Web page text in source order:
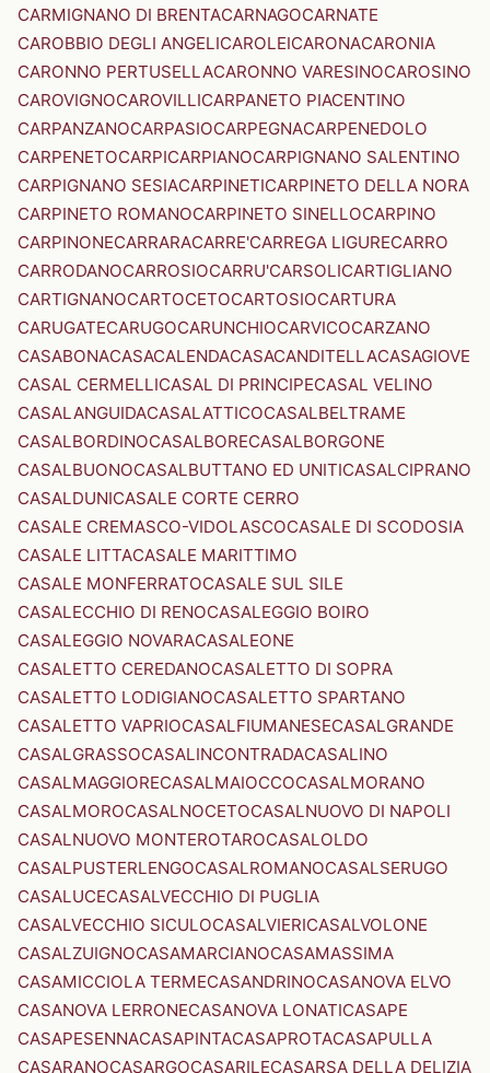
CARMIGNANO DI BRENTACARNAGOCARNATE
CAROBBIO DEGLI ANGELICAROLEICARONACARONIA
CARONNO PERTUSELLACARONNO VARESINOCAROSINO
CAROVIGNOCAROVILLICARPANETO PIACENTINO
CARPANZANOCARPASIOCARPEGNACARPENEDOLO
CARPENETOCARPICARPIANOCARPIGNANO SALENTINO
CARPIGNANO SESIACARPINETICARPINETO DELLA NORA
CARPINETO ROMANOCARPINETO SINELLOCARPINO
CARPINONECARRARACARRE'CARREGA LIGURECARRO
CARRODANOCARROSIOCARRU'CARSOLICARTIGLIANO
CARTIGNANOCARTOCETOCARTOSIOCARTURA
CARUGATECARUGOCARUNCHIOCARVICOCARZANO
CASABONACASACALENDACASACANDITELLACASAGIOVE
CASAL CERMELLICASAL DI PRINCIPECASAL VELINO
CASALANGUIDACASALATTICOCASALBELTRAME
CASALBORDINOCASALBORECASALBORGONE
CASALBUONOCASALBUTTANO ED UNITICASALCIPRANO
CASALDUNICASALE CORTE CERRO
CASALE CREMASCO-VIDOLASCOCASALE DI SCODOSIA
CASALE LITTACASALE MARITTIMO
CASALE MONFERRATOCASALE SUL SILE
CASALECCHIO DI RENOCASALEGGIO BOIRO
CASALEGGIO NOVARACASALEONE
CASALETTO CEREDANOCASALETTO DI SOPRA
CASALETTO LODIGIANOCASALETTO SPARTANO
CASALETTO VAPRIOCASALFIUMANESECASALGRANDE
CASALGRASSOCASALINCONTRADACASALINO
CASALMAGGIORECASALMAIOCCOCASALMORANO
CASALMOROCASALNOCETOCASALNUOVO DI NAPOLI
CASALNUOVO MONTEROTAROCASALOLDO
CASALPUSTERLENGOCASALROMANOCASALSERUGO
CASALUCECASALVECCHIO DI PUGLIA
CASALVECCHIO SICULOCASALVIERICASALVOLONE
CASALZUIGNOCASAMARCIANOCASAMASSIMA
CASAMICCIOLA TERMECASANDRINOCASANOVA ELVO
CASANOVA LERRONECASANOVA LONATICASAPE
CASAPESENNACASAPINTACASAPROTACASAPULLA
CASARANOCASARGOCASARILECASARSA DELLA DELIZIA